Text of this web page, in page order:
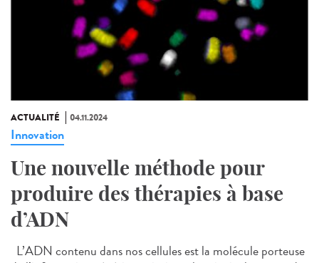
ACTUALITÉ 04.11.2024
Innovation
Une nouvelle méthode pour
produire des thérapies à base
d’ADN
L’ADN contenu dans nos cellules est la molécule porteuse